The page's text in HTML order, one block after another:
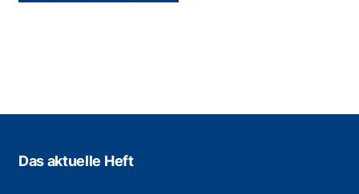
Das aktuelle Heft